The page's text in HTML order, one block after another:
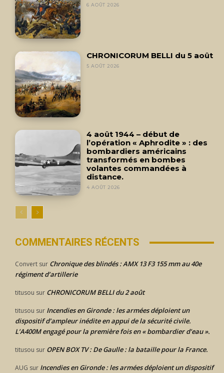
6 AOÛT 2026
CHRONICORUM BELLI du 5 août
5 AOÛT 2026
4 août 1944 – début de
l’opération « Aphrodite » : des
bombardiers américains
transformés en bombes
volantes commandées à
distance.
4 AOÛT 2026
COMMENTAIRES RÉCENTS
Convert sur Chronique des blindés : AMX 13 F3 155 mm au 40e
régiment d’artillerie
titusou sur CHRONICORUM BELLI du 2 août
titusou sur Incendies en Gironde : les armées déploient un
dispositif d’ampleur inédite en appui de la sécurité civile.
L’A400M engagé pour la première fois en « bombardier d’eau ».
titusou sur OPEN BOX TV : De Gaulle : la bataille pour la France.
AUG sur Incendies en Gironde : les armées déploient un dispositif